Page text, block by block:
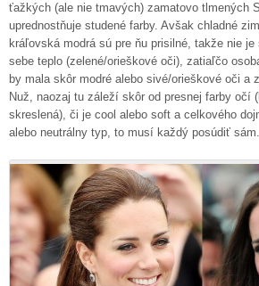
ťažkých (ale nie tmavých) zamatovo tlmených
uprednostňuje studené farby. Avšak chladné
kráľovská modrá sú pre ňu prisilné, takže nie
sebe teplo (zelené/orieškové oči), zatiaľčo
by mala skôr modré alebo sivé/orieškové oči a
Nuž, naozaj tu záleží skôr od presnej farby očí
skreslená), či je cool alebo soft a celkového
alebo neutrálny typ, to musí každý posúdiť sám.